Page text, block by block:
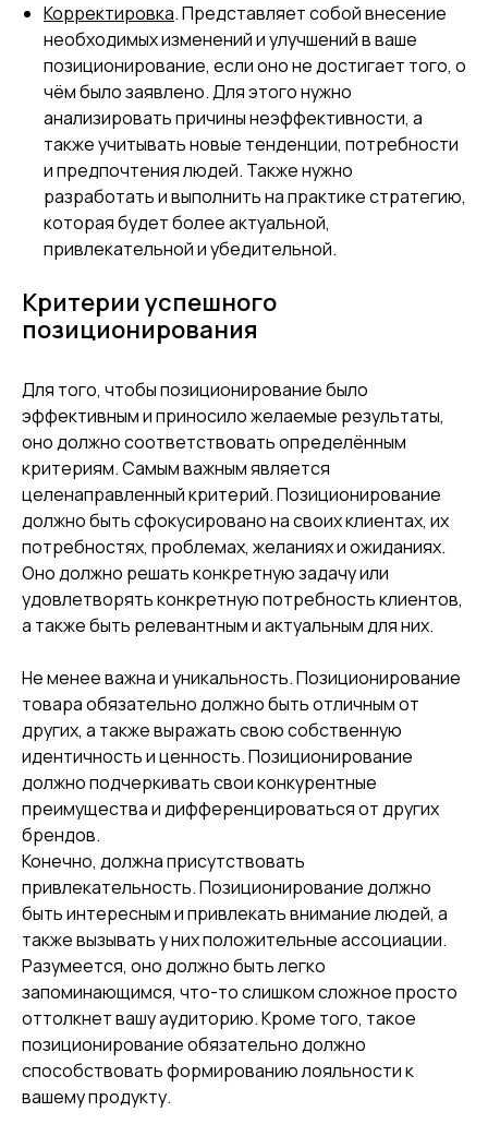
Корректировка. Представляет собой внесение
необходимых изменений и улучшений в ваше
позиционирование, если оно не достигает того, о
чём было заявлено. Для этого нужно
анализировать причины неэффективности, а
также учитывать новые тенденции, потребности
и предпочтения людей. Также нужно
разработать и выполнить на практике стратегию,
которая будет более актуальной,
привлекательной и убедительной.
Критерии успешного
позиционирования
Для того, чтобы позиционирование было
эффективным и приносило желаемые результаты,
оно должно соответствовать определённым
критериям. Самым важным является
целенаправленный критерий. Позиционирование
должно быть сфокусировано на своих клиентах, их
потребностях, проблемах, желаниях и ожиданиях.
Оно должно решать конкретную задачу или
удовлетворять конкретную потребность клиентов,
а также быть релевантным и актуальным для них.
Не менее важна и уникальность. Позиционирование
товара обязательно должно быть отличным от
других, а также выражать свою собственную
идентичность и ценность. Позиционирование
должно подчеркивать свои конкурентные
преимущества и дифференцироваться от других
брендов.
Конечно, должна присутствовать
привлекательность. Позиционирование должно
быть интересным и привлекать внимание людей, а
также вызывать у них положительные ассоциации.
Разумеется, оно должно быть легко
запоминающимся, что-то слишком сложное просто
оттолкнет вашу аудиторию. Кроме того, такое
позиционирование обязательно должно
способствовать формированию лояльности к
вашему продукту.